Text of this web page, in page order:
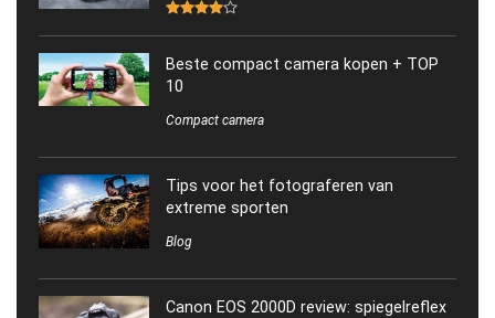
Beste compact camera kopen + TOP
10
Compact camera
Tips voor het fotograferen van
extreme sporten
Blog
Canon EOS 2000D review: spiegelreflex